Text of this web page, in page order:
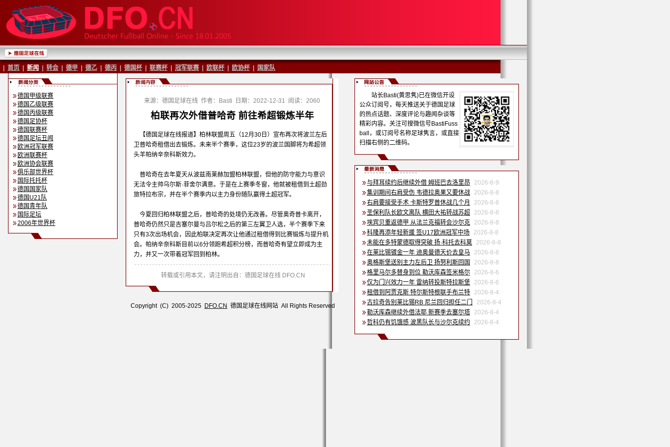
首页 新闻 转会 德甲 德乙 德丙 德国杯 联赛杯 冠军联赛 欧联杯 欧协杯 国家队
德国甲级联赛
德国乙级联赛
德国丙级联赛
德国足协杯
德国联赛杯
德国足坛丑闻
欧洲冠军联赛
欧洲联赛杯
欧洲协会联赛
俱乐部世界杯
国际托托杯
德国国家队
德国U21队
德国青年队
国际足坛
2006年世界杯
来源：德国足球在线 作者：Basti 日期：2022-12-31 阅读：2060
柏联再次外借普哈奇 前往希超锻炼半年
【德国足球在线报道】柏林联盟周五（12月30日）宣布再次将波兰左后
卫普哈奇租借出去锻炼。未来半个赛季，这位23岁的波兰国脚将为希超领
头羊帕纳辛奈科斯效力。
普哈奇在去年夏天从波兹南莱赫加盟柏林联盟，但他的防守能力与意识
无法令主帅乌尔斯·菲舍尔满意。于是在上赛季冬窗，他就被租借到土超劲
旅特拉布宗，并在半个赛季内以主力身份随队赢得土超冠军。
今夏回归柏林联盟之后，普哈奇的处境仍无改善。尽管奥奇普卡离开，
普哈奇仍然只是吉塞尔曼与吕尔松之后的第三左翼卫人选，半个赛季下来
只有3次出场机会，因此柏联决定再次让他通过租借得到比赛锻炼与提升机
会。帕纳辛奈科斯目前以6分领跑希超积分榜，而普哈奇有望立即成为主
力，并又一次带着冠军回到柏林。
转载或引用本文，请注明出自：德国足球在线 DFO.CN
Copyright (C) 2005-2025 DFO.CN 德国足球在线网站 All Rights Reserved
站长Basti(黄思隽)已在微信开设
公众订阅号，每天推送关于德国足球
的热点话题、深度评论与趣闻杂谈等
精彩内容。关注可搜微信号BastiFuss
ball，或订阅号名称足球隽言，或直接
扫描右侧的二维码。
与拜耳续约后继续外借 姆班巴去洛里昂
2026-8-9
集训期间右肩受伤 韦德拉奥果又要休战
2026-8-8
右肩要接受手术 卡斯特罗普休战几个月
2026-8-8
圣保利队长欧文离队 横田大祐转战苏超
2026-8-8
埃宾贝重返德甲 从法兰克福转会沙尔克
2026-8-8
科隆再添年轻新援 签U17欧洲冠军中场
2026-8-8
未能在多特蒙德取得突破 扬·科托去科莫
2026-8-8
在莱比锡镀金一年 迪奥曼德天价去皇马
2026-8-8
奥格斯堡送别主力左后卫 扬努利斯回国
2026-8-8
格里马尔多替身到位 勒沃库森签米格尔
2026-8-6
仅为门兴效力一年 雷纳转投斯特拉斯堡
2026-8-6
租借到阿贾克斯 特尔斯特根联手布兰特
2026-8-4
古拉奇告别莱比锡RB 尼兰回归担任二门
2026-8-4
勒沃库森继续外借法耶 新赛季去塞尔塔
2026-8-4
哲科仍有饥饿感 波黑队长与沙尔克续约
2026-8-4